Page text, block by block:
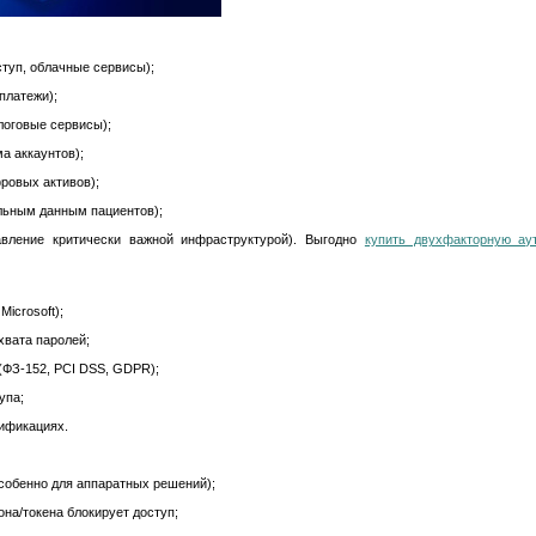
облачные сервисы);
сервисы);
аккаунтов);
активов);
данным пациентов);
критически важной инфраструктурой). Выгодно купить двухфакторную
паролей;
PCI DSS, GDPR);
для аппаратных решений);
токена блокирует доступ;